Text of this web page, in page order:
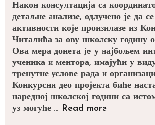
Након консултација са
детаљне анализе, одлучено је да
активности које произилазе из
Читалића за ову школску годину
Ова мера донета je у најбољем
ученика и ментора, имајући у
тренутне услове рада и
Конкурсни део пројекта биће
наредној школској години са
уз могуће … Read more